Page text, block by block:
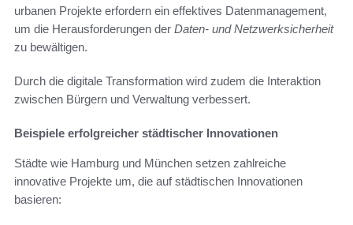
urbanen Projekte erfordern ein effektives Datenmanagement,
um die Herausforderungen der Daten- und Netzwerksicherheit
zu bewältigen.
Durch die digitale Transformation wird zudem die Interaktion
zwischen Bürgern und Verwaltung verbessert.
Beispiele erfolgreicher städtischer Innovationen
Städte wie Hamburg und München setzen zahlreiche
innovative Projekte um, die auf städtischen Innovationen
basieren: